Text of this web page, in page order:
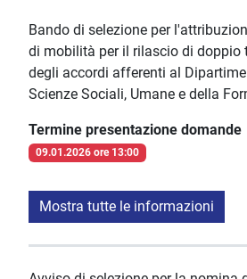
Bando di selezione per
di mobilità per il rilascio di doppio
degli accordi afferenti al
Scienze Sociali, Umane e della
Termine presentazione domande
09.01.2026 ore 13:00
Mostra tutte le informazioni